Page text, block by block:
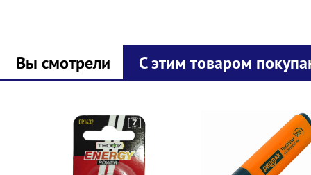
Вы смотрели С этим товаром